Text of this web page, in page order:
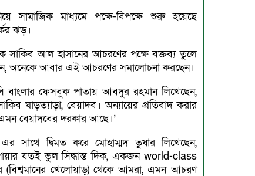
সামাজিক মাধ্যমে পক্ষে-বিপক্ষে শুরু হয়েছে
ঝড়।
সাকিব আল হাসানের আচরণের পক্ষে বক্তব্য তুলে
অনেকে আবার এই আচরণের সমালোচনা করছেন।
বাংলার ফেসবুক পাতায় আবদুর রহমান লিখেছেন,
সাকিব ঘাড়ত্যাড়া, বেয়াদব। অন্যায়ের প্রতিবাদ করার
বেয়াদবের দরকার আছে।’
সাথে দ্বিমত করে মোহাম্মদ তুষার লিখেছেন,
যতই ভুল সিদ্ধান্ত দিক, একজন world-class
(বিশ্বমানের খেলোয়াড়) থেকে আমরা, এমন আচরণ